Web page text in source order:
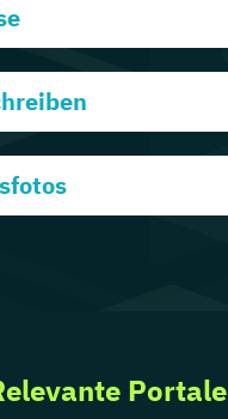
Portale